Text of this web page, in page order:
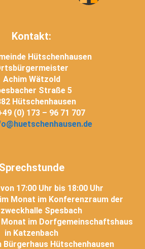
Kontakt:
Hütschenhausen
Achim Wätzold
Straße 5
Hütschenhausen
(0) 173 – 96 71 707
Sprechstunde
17:00 Uhr bis 18:00 Uhr
Monat im Konferenzraum der
Spesbach
Monat im Dorfgemeinschaftshaus
in Katzenbach
Bürgerhaus Hütschenhausen